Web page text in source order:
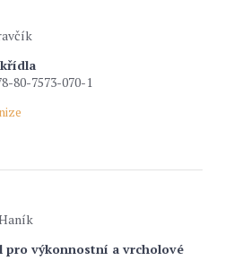
80-7573-070-1
pro výkonnostní a vrcholové